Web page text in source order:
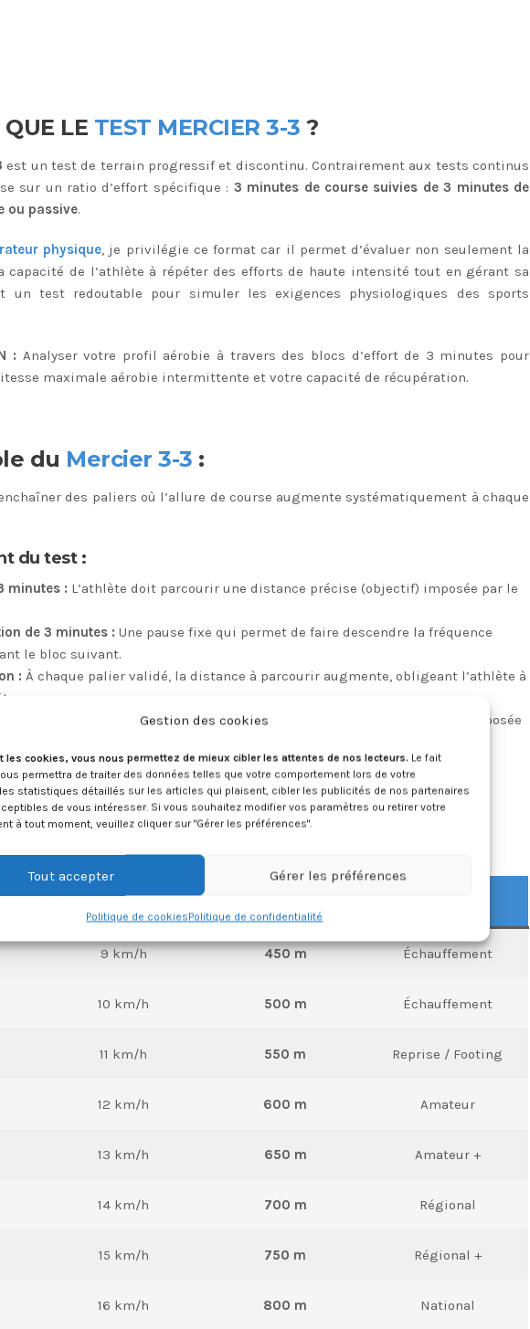
Gestion des cookies
les cookies, vous nous permettez de mieux cibler les attentes de nos lecteurs. Le fait
permettra de traiter des données telles que votre comportement lors de votre
statistiques détaillés sur les articles qui plaisent, cibler les publicités de nos partenaires
de vous intéresser. Si vous souhaitez modifier vos paramètres ou retirer votre
à tout moment, veuillez cliquer sur "Gérer les préférences".
Tout accepter Gérer les préférences
Politique de cookiesPolitique de confidentialité
QUE LE TEST MERCIER 3-3 ?
est un test de terrain progressif et discontinu. Contrairement aux tests continus
sur un ratio d’effort spécifique : 3 minutes de course suivies de 3 minutes de
ou passive.
physique, je privilégie ce format car il permet d’évaluer non seulement la
capacité de l’athlète à répéter des efforts de haute intensité tout en gérant sa
un test redoutable pour simuler les exigences physiologiques des sports
: Analyser votre profil aérobie à travers des blocs d’effort de 3 minutes pour
maximale aérobie intermittente et votre capacité de récupération.
du Mercier 3-3 :
des paliers où l’allure de course augmente systématiquement à chaque
du test :
minutes : L’athlète doit parcourir une distance précise (objectif) imposée par le
de 3 minutes : Une pause fixe qui permet de faire descendre la fréquence
le bloc suivant.
: À chaque palier validé, la distance à parcourir augmente, obligeant l’athlète à
Le test s’arrête lorsque l’athlète ne parvient plus à couvrir la distance imposée
des paliers (VMA
VITESSE (km/h)
9 km/h 450 m Échauffement
10 km/h 500 m Échauffement
11 km/h 550 m Reprise / Footing
12 km/h 600 m Amateur
13 km/h 650 m Amateur +
14 km/h 700 m Régional
15 km/h 750 m Régional +
16 km/h 800 m National